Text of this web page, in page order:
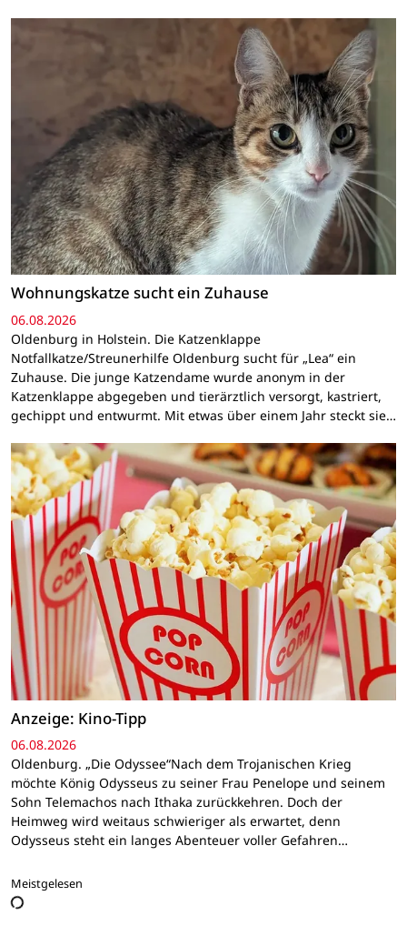
Wohnungskatze sucht ein Zuhause
06.08.2026
Oldenburg in Holstein. Die Katzenklappe
Notfallkatze/Streunerhilfe Oldenburg sucht für „Lea“ ein
Zuhause. Die junge Katzendame wurde anonym in der
Katzenklappe abgegeben und tierärztlich versorgt, kastriert,
gechippt und entwurmt. Mit etwas über einem Jahr steckt sie…
Anzeige: Kino-Tipp
06.08.2026
Oldenburg. „Die Odyssee“Nach dem Trojanischen Krieg
möchte König Odysseus zu seiner Frau Penelope und seinem
Sohn Telemachos nach Ithaka zurückkehren. Doch der
Heimweg wird weitaus schwieriger als erwartet, denn
Odysseus steht ein langes Abenteuer voller Gefahren…
Meistgelesen